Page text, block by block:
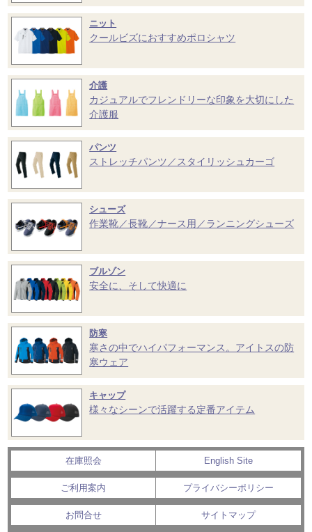
ニット
クールビズにおすすめポロシャツ
介護
カジュアルでフレンドリーな印象を大切にした
介護服
パンツ
ストレッチパンツ／スタイリッシュカーゴ
シューズ
作業靴／長靴／ナース用／ランニングシューズ
ブルゾン
安全に、そして快適に
防寒
寒さの中でハイパフォーマンス。アイトスの防
寒ウェア
キャップ
様々なシーンで活躍する定番アイテム
在庫照会 English Site
ご利用案内 プライバシーポリシー
お問合せ サイトマップ